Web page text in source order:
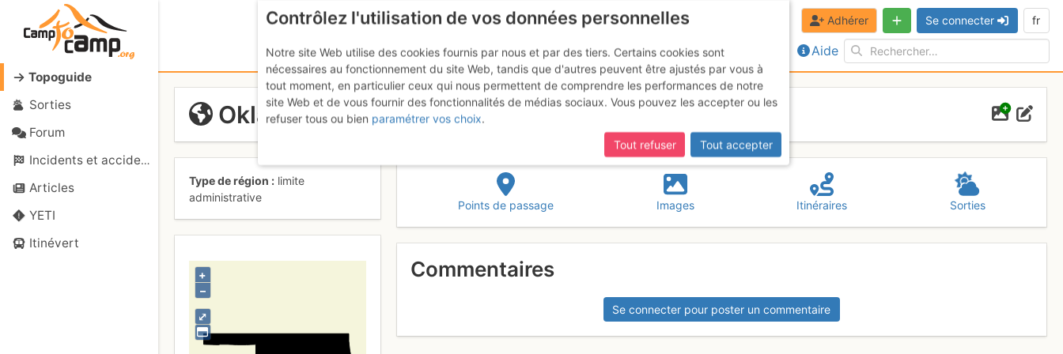
Topoguide
Sorties
Forum
Incidents et accidents
Articles
YETI
Itinévert
Aide
Adhérer Se connecter fr
Oklahoma
Type de région
limite
administrative
⤢
+
–
Points de passage Images Itinéraires Sorties
Commentaires
Se connecter pour poster un commentaire
Contrôlez l'utilisation de vos données personnelles
Notre site Web utilise des cookies fournis par nous et par des tiers. Certains cookies sont
nécessaires au fonctionnement du site Web, tandis que d'autres peuvent être ajustés par vous à
tout moment, en particulier ceux qui nous permettent de comprendre les performances de notre
site Web et de vous fournir des fonctionnalités de médias sociaux. Vous pouvez les accepter ou les
refuser tous ou bien paramétrer vos choix.
Tout refuser
Tout accepter